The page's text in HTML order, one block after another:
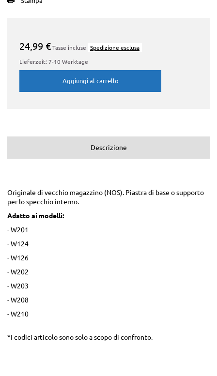
24,99 €Tasse incluse Spedizione esclusa
Lieferzeit: 7-10 Werktage
Aggiungi al carrello
Descrizione
Originale di vecchio magazzino (NOS). Piastra di base o supporto
per lo specchio interno.
Adatto ai modelli:
- W201
- W124
- W126
- W202
- W203
- W208
- W210
*I codici articolo sono solo a scopo di confronto.